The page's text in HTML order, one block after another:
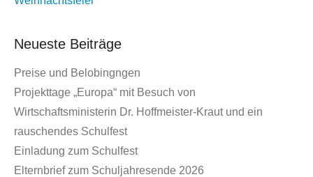
Neueste Beiträge
Preise und Belobingngen
Projekttage „Europa“ mit Besuch von
Wirtschaftsministerin Dr. Hoffmeister-Kraut und ein
rauschendes Schulfest
Einladung zum Schulfest
Elternbrief zum Schuljahresende 2026